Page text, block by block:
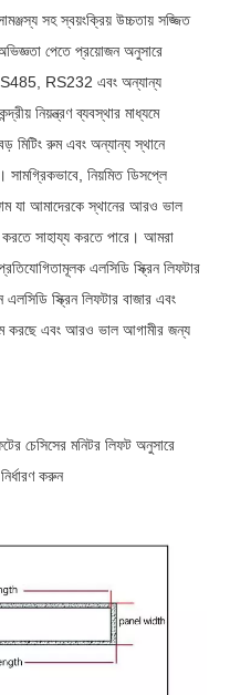
সহ স্বয়ংক্রিয় উচ্চতায় সজ্জিত
পেতে প্রয়োজন অনুসারে
RS232 এবং অন্যান্য
নিয়ন্ত্রণ ব্যবস্থার মাধ্যমে
বড় মিটিং রুম এবং অন্যান্য স্থানে
সামগ্রিকভাবে, নিয়মিত ডিসপ্লে
যা আমাদেরকে স্থানের আরও ভাল
সাহায্য করতে পারে। আমরা
এলসিডি স্ক্রিন লিফটার
স্ক্রিন লিফটার বাজার এবং
করছে এবং আরও ভাল আগামীর জন্য
চেসিসের মনিটর লিফট অনুসারে
করুন